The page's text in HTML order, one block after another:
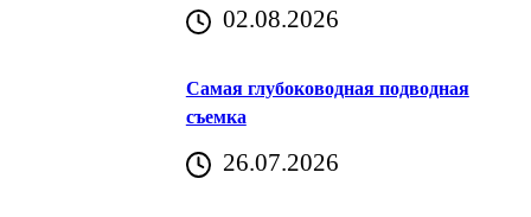
02.08.2026
Самая глубоководная подводная
съемка
26.07.2026